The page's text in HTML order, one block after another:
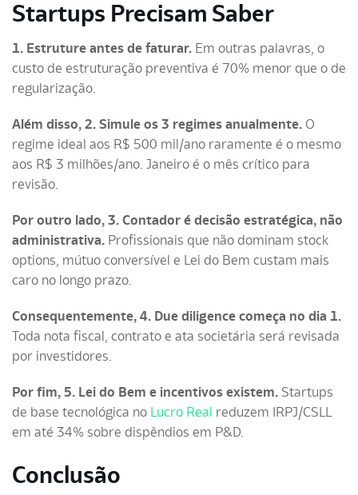
Startups Precisam Saber
1. Estruture antes de faturar. Em outras palavras, o
custo de estruturação preventiva é 70% menor que o de
regularização.
Além disso, 2. Simule os 3 regimes anualmente. O
regime ideal aos R$ 500 mil/ano raramente é o mesmo
aos R$ 3 milhões/ano. Janeiro é o mês crítico para
revisão.
Por outro lado, 3. Contador é decisão estratégica, não
administrativa. Profissionais que não dominam stock
options, mútuo conversível e Lei do Bem custam mais
caro no longo prazo.
Consequentemente, 4. Due diligence começa no dia 1.
Toda nota fiscal, contrato e ata societária será revisada
por investidores.
Por fim, 5. Lei do Bem e incentivos existem. Startups
de base tecnológica no Lucro Real reduzem IRPJ/CSLL
em até 34% sobre dispêndios em P&D.
Conclusão